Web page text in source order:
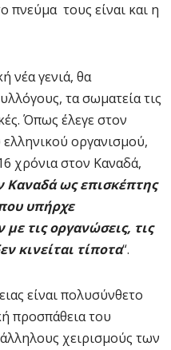
πνεύμα τους είναι και η
νέα γενιά, θα
τα σωματεία τις
Όπως έλεγε στον
οργανισμού,
χρόνια στον Καναδά,
ως επισκέπτης
υπήρχε
τις οργανώσεις, τις
κινείται τίποτα“.
είναι πολυσύνθετο
προσπάθεια του
χειρισμούς των